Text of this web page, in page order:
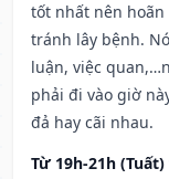
tốt nhất nên
tránh lây bệnh.
luận, việc
phải đi vào giờ
đả hay cãi nhau.
Từ 19h-21h